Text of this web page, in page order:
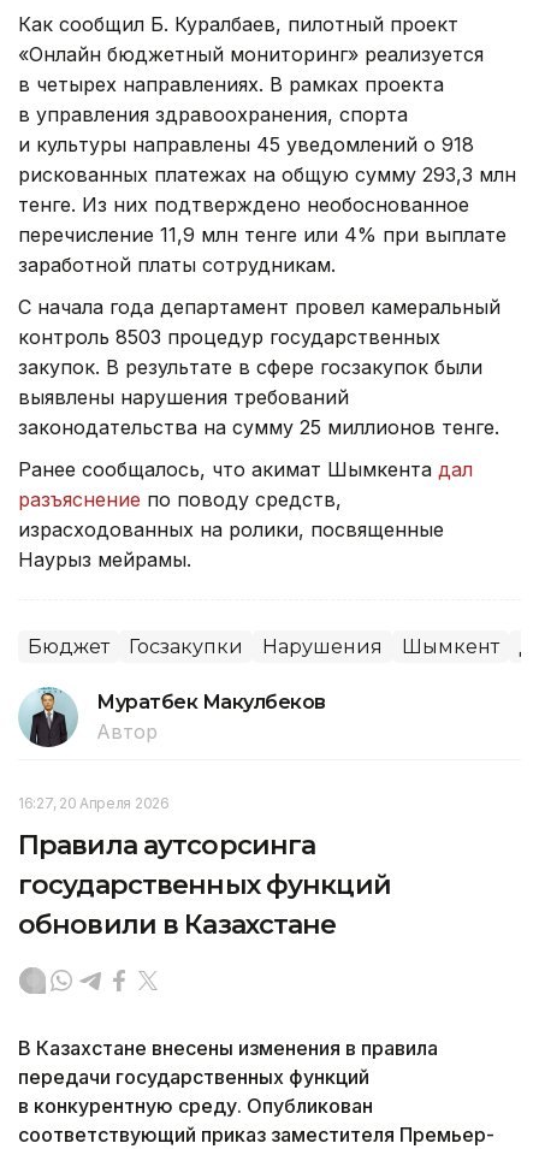
Как сообщил Б. Куралбаев, пилотный проект
«Онлайн бюджетный мониторинг» реализуется
в четырех направлениях. В рамках проекта
в управления здравоохранения, спорта
и культуры направлены 45 уведомлений о 918
рискованных платежах на общую сумму 293,3 млн
тенге. Из них подтверждено необоснованное
перечисление 11,9 млн тенге или 4% при выплате
заработной платы сотрудникам.
С начала года департамент провел камеральный
контроль 8503 процедур государственных
закупок. В результате в сфере госзакупок были
выявлены нарушения требований
законодательства на сумму 25 миллионов тенге.
Ранее сообщалось, что акимат Шымкента дал
разъяснение по поводу средств,
израсходованных на ролики, посвященные
Наурыз мейрамы.
Бюджет Госзакупки Нарушения Шымкент
Муратбек Макулбеков
Автор
16:27, 20 Апреля 2026
Правила аутсорсинга
государственных функций
обновили в Казахстане
В Казахстане внесены изменения в правила
передачи государственных функций
в конкурентную среду. Опубликован
соответствующий приказ заместителя Премьер-